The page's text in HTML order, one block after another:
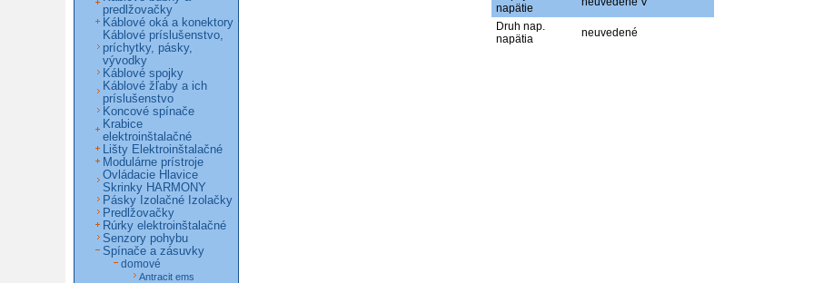
napätie
Druh nap.
napätia
neuvedené
predlžovačky
Káblové oká a konektory
Káblové príslušenstvo,
príchytky, pásky,
vývodky
Káblové spojky
Káblové žľaby a ich
príslušenstvo
Koncové spínače
Krabice
elektroinštalačné
Lišty Elektroinštalačné
Modulárne prístroje
Ovládacie Hlavice
Skrinky HARMONY
Pásky Izolačné Izolačky
Predlžovačky
Rúrky elektroinštalačné
Senzory pohybu
Spínače a zásuvky
domové
Antracit ems